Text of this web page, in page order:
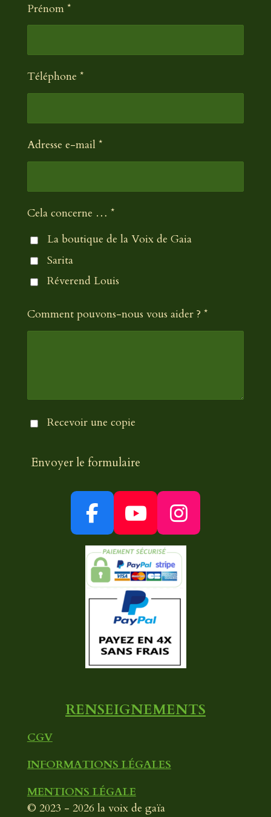
Prénom *
Téléphone *
Adresse e-mail *
Cela concerne … *
La boutique de la Voix de Gaia
Sarita
Réverend Louis
Comment pouvons-nous vous aider ? *
Recevoir une copie
Envoyer le formulaire
F
a
c
e
b
o
k
Y
o
u
T
u
b
e
I
n
s
t
a
a
RENSEIGNEMENTS
CGV
INFORMATIONS LÉGALES
MENTIONS LÉGALE
© 2023 - 2026 la voix de gaïa